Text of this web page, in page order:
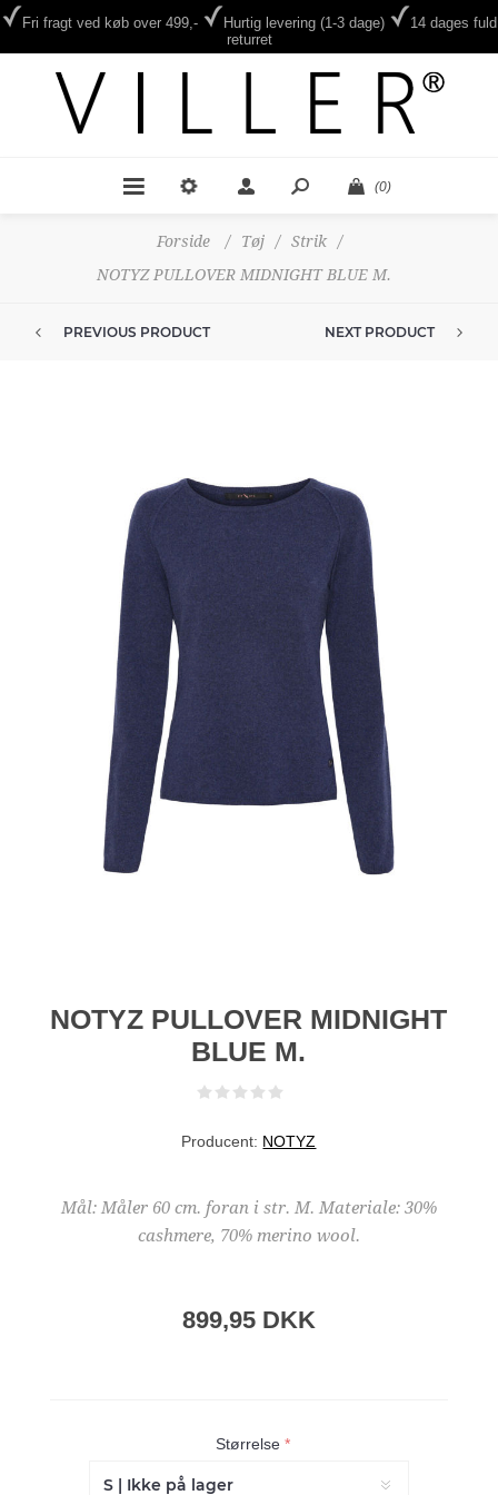
Fri fragt ved køb over 499,- Hurtig levering (1-3 dage)
14 dages fuld
returret
(0)
Forside / Tøj / Strik
/
NOTYZ PULLOVER MIDNIGHT BLUE M.
PREVIOUS PRODUCT NEXT PRODUCT
NOTYZ PULLOVER MIDNIGHT
BLUE M.
Producent: NOTYZ
Mål: Måler 60 cm. foran i str. M. Materiale: 30%
cashmere, 70% merino wool.
899,95 DKK
Størrelse*